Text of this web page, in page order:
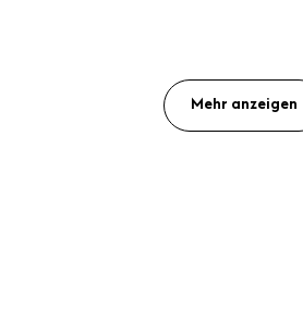
Mehr anzeigen